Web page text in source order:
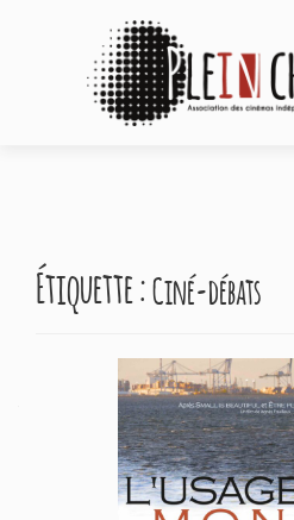
Étiquette :Ciné-débats